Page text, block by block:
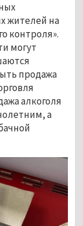
жителей на
контроля».
могут
продажа
алкоголя
а